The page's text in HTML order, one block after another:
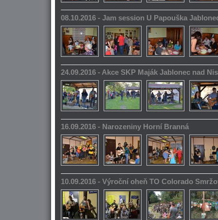
08.10.2016 - Jam session U Papouška
24.09.2016 - Akce SKP Maják Jablonec nad
16.09.2016 - Narozeniny Horní Branná
10.09.2016 - Výroční oheň TO Colorado